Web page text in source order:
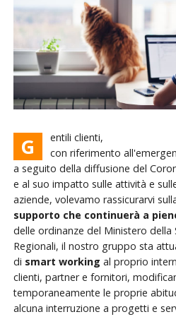
G
entili clienti,
con riferimento
a seguito della diffusione del
e al suo impatto sulle attività e
aziende, volevamo rassicurarvi
supporto che continuerà a
delle ordinanze del Ministero della
Regionali, il nostro gruppo sta
di smart working al proprio
clienti, partner e fornitori,
temporaneamente le proprie
alcuna interruzione a progetti e